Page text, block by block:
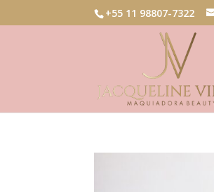
+55 11 98807-7322